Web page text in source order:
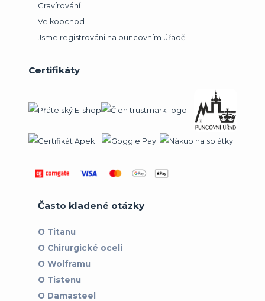
Gravírování
Velkobchod
Jsme registrováni na puncovním úřadě
Certifikáty
Často kladené otázky
O Titanu
O Chirurgické oceli
O Wolframu
O Tistenu
O Damasteel